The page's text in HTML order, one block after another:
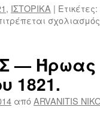
, ΙΣΤΟΡΙΚΑ | Ετικέτες:
σχολιασμός
— Ήρωας
1821.
απόARVANITIS